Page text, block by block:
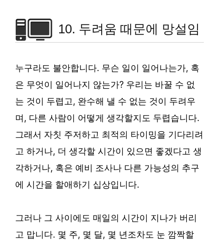
10. 두려움 때문에 망설임
누구라도 불안합니다. 무슨 일이 일어나는가, 혹
은 무엇이 일어나지 않는가? 우리는 바꿀 수 없
는 것이 두렵고, 완수해 낼 수 없는 것이 두려우
며, 다른 사람이 어떻게 생각할지도 두렵습니다.
그래서 자칫 주저하고 최적의 타이밍을 기다리려
고 하거나, 더 생각할 시간이 있으면 좋겠다고 생
각하거나, 혹은 예비 조사나 다른 가능성의 추구
에 시간을 할애하기 십상입니다.
그러나 그 사이에도 매일의 시간이 지나가 버리
고 맙니다. 몇 주, 몇 달, 몇 년조차도 눈 깜짝할